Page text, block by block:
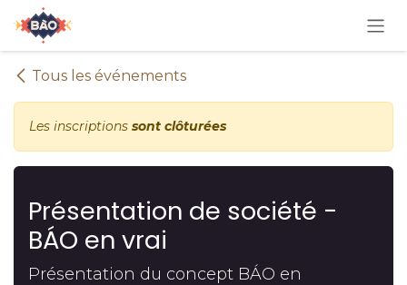
Se rendre au contenu
Tous les événements
Les inscriptions sont clôturées
Présentation de société -
BÁO en vrai
Présentation du concept BÁO en